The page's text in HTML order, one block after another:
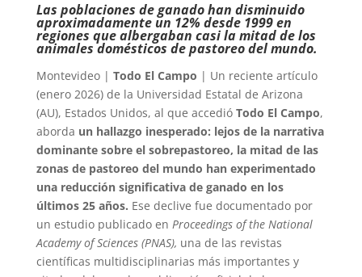
Las poblaciones de ganado han disminuido
aproximadamente un 12% desde 1999 en
regiones que albergaban casi la mitad de los
animales domésticos de pastoreo del mundo.
Montevideo | Todo El Campo | Un reciente artículo
(enero 2026) de la Universidad Estatal de Arizona
(AU), Estados Unidos, al que accedió Todo El Campo,
aborda un hallazgo inesperado: lejos de la narrativa
dominante sobre el sobrepastoreo, la mitad de las
zonas de pastoreo del mundo han experimentado
una reducción significativa de ganado en los
últimos 25 años. Ese declive fue documentado por
un estudio publicado en Proceedings of the National
Academy of Sciences (PNAS), una de las revistas
científicas multidisciplinarias más importantes y